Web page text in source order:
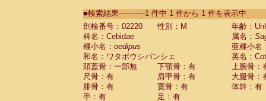
CebidaeSaguinus labiatus(0)
Cebidae Saguinus leucopus (0)
Cebidae
Cebidae
CebidaeSaguinus nigricollis (0)
Cebidae Saguinus oedipus
Cebidae Saguinus weddelli
Cebidae Saguinusspp.
■検索結果-----------1 件中 1 件から 1 件を表示中
剖検番号：02220
性別：M
年齢：
科名：Cebidae
属名：
種小名： oedipus
亜種小名
和名：ワタボウシパンシェ
英名：
頭蓋骨：一部無
下顎骨：有
上腕骨：
尺骨：有
肩甲骨：有
大腿骨：
腓骨：有
寛骨：有
体幹：有
手：有
足：有